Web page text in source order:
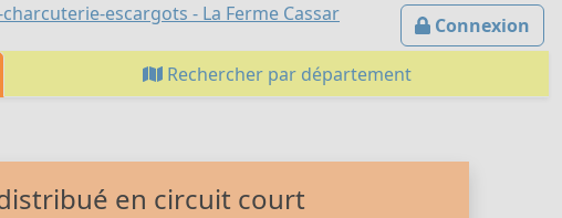
Connexion
escargots - La Ferme Cassar
Rechercher par département
en circuit court